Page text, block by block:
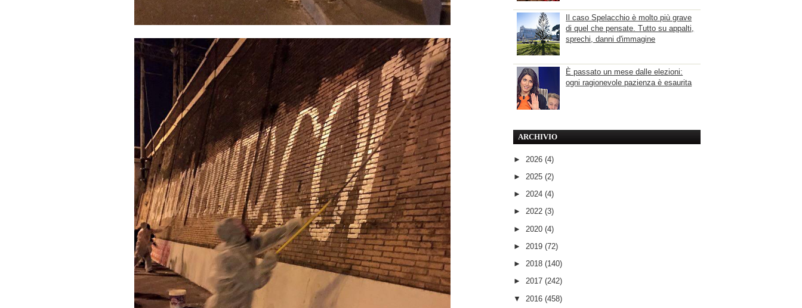
Il caso Spelacchio è molto più grave
di quel che pensate. Tutto su appalti,
sprechi, danni d'immagine
È passato un mese dalle elezioni:
ogni ragionevole pazienza è esaurita
ARCHIVIO
► 2026 (4)
► 2025 (2)
► 2024 (4)
► 2022 (3)
► 2020 (4)
► 2019 (72)
► 2018 (140)
► 2017 (242)
▼ 2016 (458)